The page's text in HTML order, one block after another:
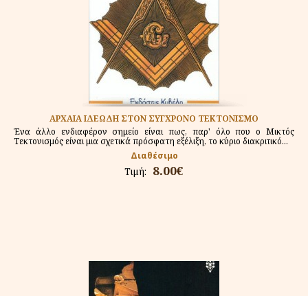
ΑΡΧΑΙΑ ΙΔΕΩΔΗ ΣΤΟΝ ΣΥΓΧΡΟΝΟ ΤΕΚΤΟΝΙΣΜΟ
Ένα άλλο ενδιαφέρον σημείο είναι πως, παρ' όλο που ο Μικτός
Τεκτονισμός είναι μια σχετικά πρόσφατη εξέλιξη, το κύριο διακριτικό...
Διαθέσιμο
Τιμή: 8.00€